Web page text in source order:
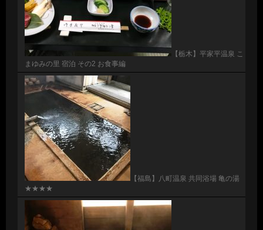
【栃木】平家平温泉 こ
まゆみの里 宿泊 その2 お食事編
【福島】八町温泉 共同浴場 亀の湯
★★★★